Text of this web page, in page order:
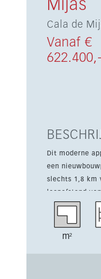
Mijas
Cala de
Vanaf €
622.400,-
Dit moderne
een
slechts 1,8 km
loopafstand
en voorzieningen. Het appartement
over 2
m²